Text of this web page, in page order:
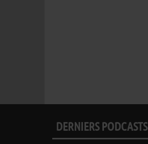
DERNIERS PODCASTS